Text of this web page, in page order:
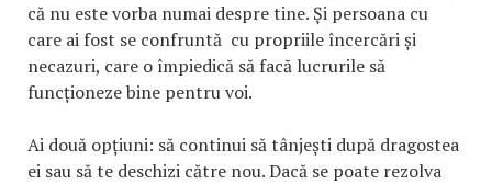
că nu este vorba numai despre tine. Și persoana cu
care ai fost se confruntă cu propriile încercări și
necazuri, care o împiedică să facă lucrurile să
funcționeze bine pentru voi.
Ai două opțiuni: să continui să tânjești după dragostea
ei sau să te deschizi către nou. Dacă se poate rezolva